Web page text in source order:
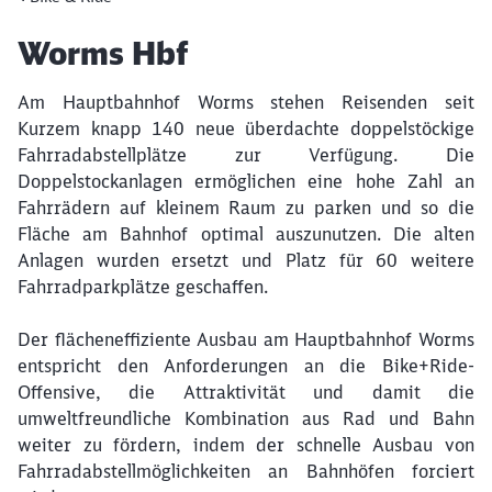
Artikel:
Worms Hbf
Am Hauptbahnhof Worms stehen Reisenden seit
Kurzem knapp 140 neue überdachte doppelstöckige
Fahrradabstellplätze zur Verfügung. Die
Doppelstockanlagen ermöglichen eine hohe Zahl an
Fahrrädern auf kleinem Raum zu parken und so die
Fläche am Bahnhof optimal auszunutzen. Die alten
Anlagen wurden ersetzt und Platz für 60 weitere
Fahrradparkplätze geschaffen.
Der flächeneffiziente Ausbau am Hauptbahnhof Worms
entspricht den Anforderungen an die Bike+Ride-
Offensive, die Attraktivität und damit die
umweltfreundliche Kombination aus Rad und Bahn
weiter zu fördern, indem der schnelle Ausbau von
Fahrradabstellmöglichkeiten an Bahnhöfen forciert